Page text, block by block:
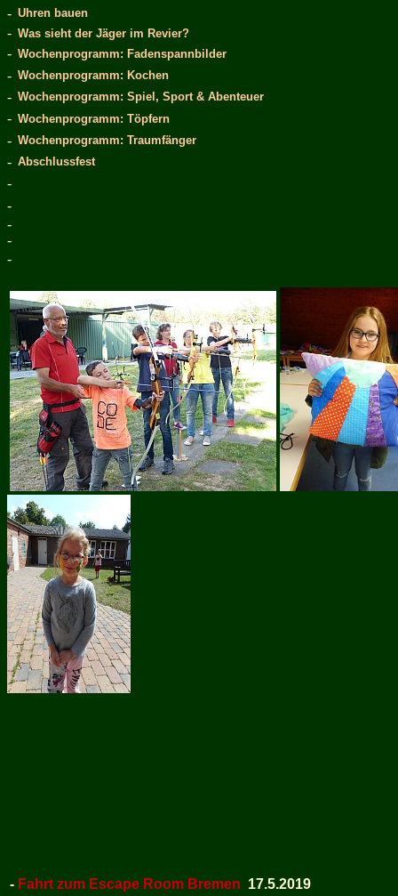
- Uhren bauen
- Was sieht der Jäger im Revier?
- Wochenprogramm: Fadenspannbilder
- Wochenprogramm: Kochen
- Wochenprogramm: Spiel, Sport & Abenteuer
- Wochenprogramm: Töpfern
- Wochenprogramm: Traumfänger
- Abschlussfest
-
-
-
-
-
- Fahrt zum Escape Room Bremen 17.5.2019